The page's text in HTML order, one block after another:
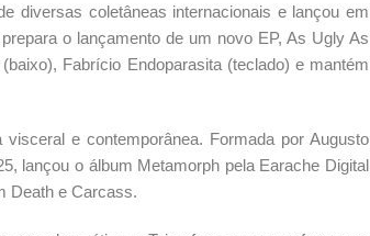
diversas coletâneas internacionais e lançou em
o lançamento de um novo EP, As Ugly As
Fabrício Endoparasita (teclado) e mantém
e contemporânea. Formada por Augusto
lançou o álbum Metamorph pela Earache Digital
Death e Carcass.